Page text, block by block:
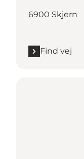
6900 Skjern
Find vej